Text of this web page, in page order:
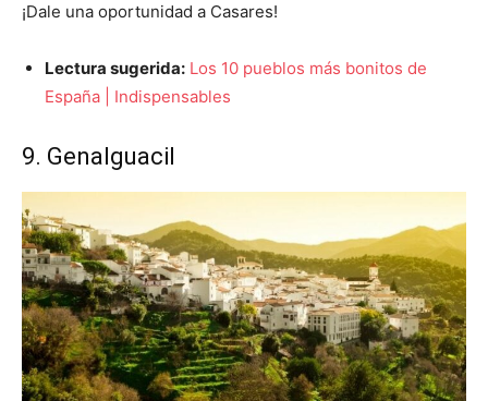
¡Dale una oportunidad a Casares!
Lectura sugerida: Los 10 pueblos más bonitos de
España | Indispensables
9. Genalguacil